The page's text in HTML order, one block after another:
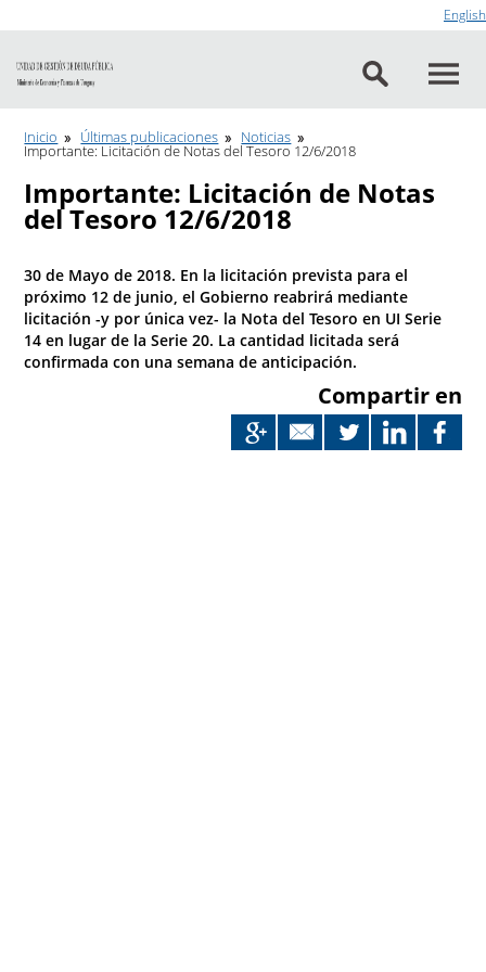
English
Inicio Últimas publicaciones Noticias
Importante: Licitación de Notas del Tesoro 12/6/2018
Importante: Licitación de Notas
del Tesoro 12/6/2018
30 de Mayo de 2018. En la licitación prevista para el
próximo 12 de junio, el Gobierno reabrirá mediante
licitación -y por única vez- la Nota del Tesoro en UI Serie
14 en lugar de la Serie 20. La cantidad licitada será
confirmada con una semana de anticipación.
Compartir en